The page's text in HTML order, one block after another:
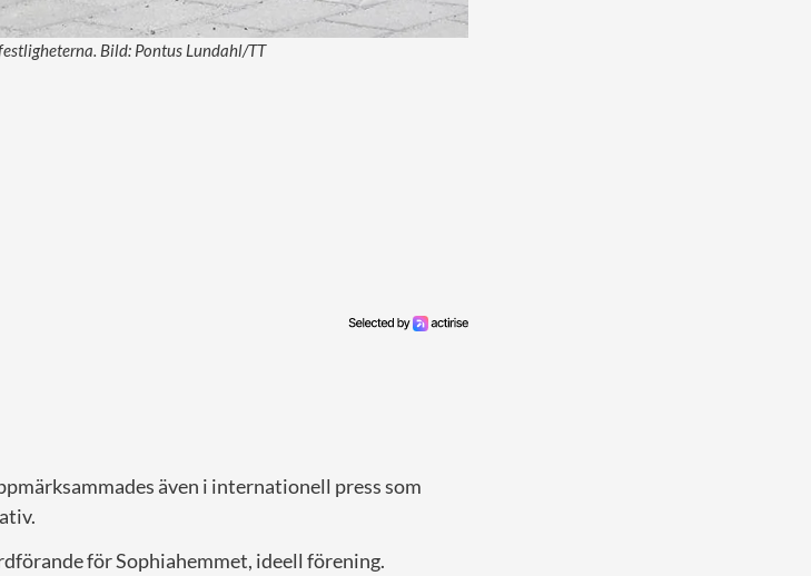
Bild: Pontus Lundahl/TT
även i internationell press som
för Sophiahemmet, ideell förening.